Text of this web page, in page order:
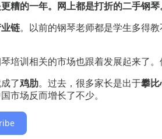
糟的一年。网上都是打折的二手钢
链。以前的钢琴老师都是学生多得
琴培训相关的市场也跟着发展起来了
了鸡肋。过去，很多家长是出于攀比
市场反而增长了不少。